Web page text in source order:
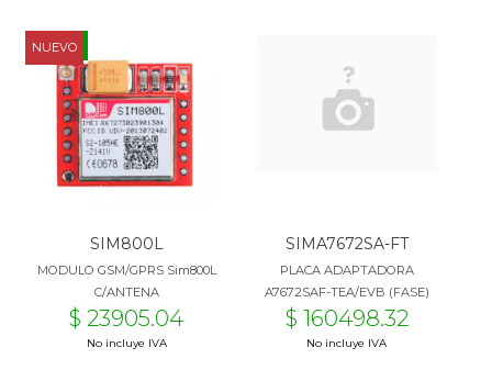
NUEVO
OFERTA
SIM800L
MODULO GSM/GPRS Sim800L
C/ANTENA
$ 23905.04
No incluye IVA
SIMA7672SA-FT
PLACA ADAPTADORA
A7672SAF-TEA/EVB (FASE)
$ 160498.32
No incluye IVA